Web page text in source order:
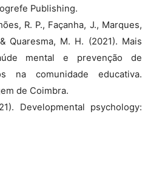
Publishing.
R. P., Façanha, J., Marques,
Quaresma, M. H. (2021). Mais
mental e prevenção de
na comunidade educativa.
de Coimbra.
Developmental psychology: